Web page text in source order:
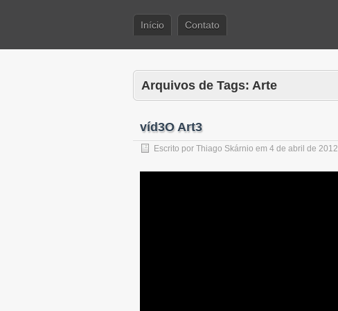
Início Contato
Arquivos de Tags: Arte
víd3O Art3
Escrito por Thiago Skárnio em 4 de abril de 2012